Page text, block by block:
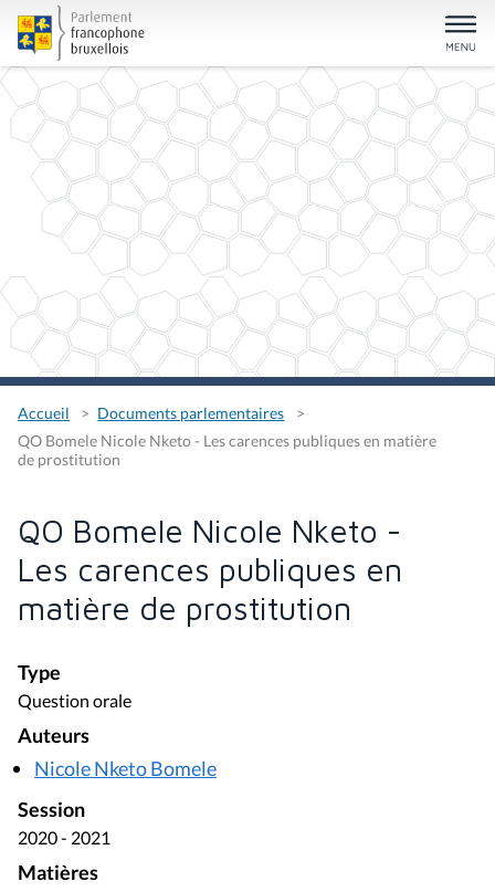
Accueil
Documents parlementaires
QO Bomele Nicole Nketo - Les carences publiques en matière
de prostitution
QO Bomele Nicole Nketo -
Les carences publiques en
matière de prostitution
Type
Question orale
Auteurs
Nicole Nketo Bomele
Session
2020 - 2021
Matières